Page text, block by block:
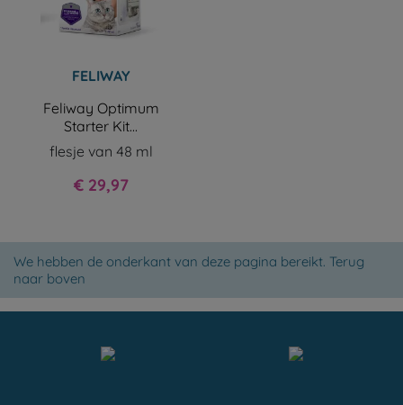
FELIWAY
Feliway Optimum
Starter Kit...
flesje van 48 ml
Prijs
€ 29,97
We hebben de onderkant van deze pagina bereikt. Terug
naar boven